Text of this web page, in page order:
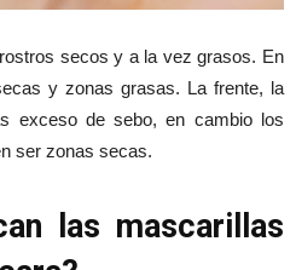
secos y a la vez grasos. En
y zonas grasas. La frente, la
exceso de sebo, en cambio los
ser zonas secas.
las mascarillas